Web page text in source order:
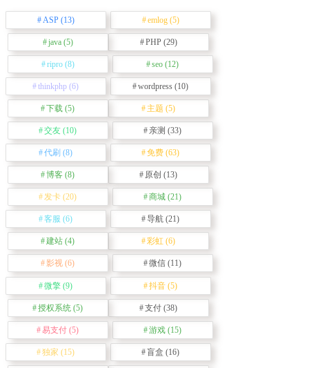
ASP(13) emlog(5)
java(5) PHP(29)
ripro(8) seo (12)
thinkphp (6) wordpress (10)
下载 (5) 主题 (5)
交友 (10) 亲测 (33)
代刷 (8) 免费 (63)
博客 (8) 原创 (13)
发卡 (20) 商城 (21)
客服 (6) 导航 (21)
建站 (4) 彩虹 (6)
影视 (6) 微信 (11)
微擎 (9) 抖音 (5)
授权系统 (5) 支付 (38)
易支付 (5) 游戏 (15)
独家 (15) 盲盒 (16)